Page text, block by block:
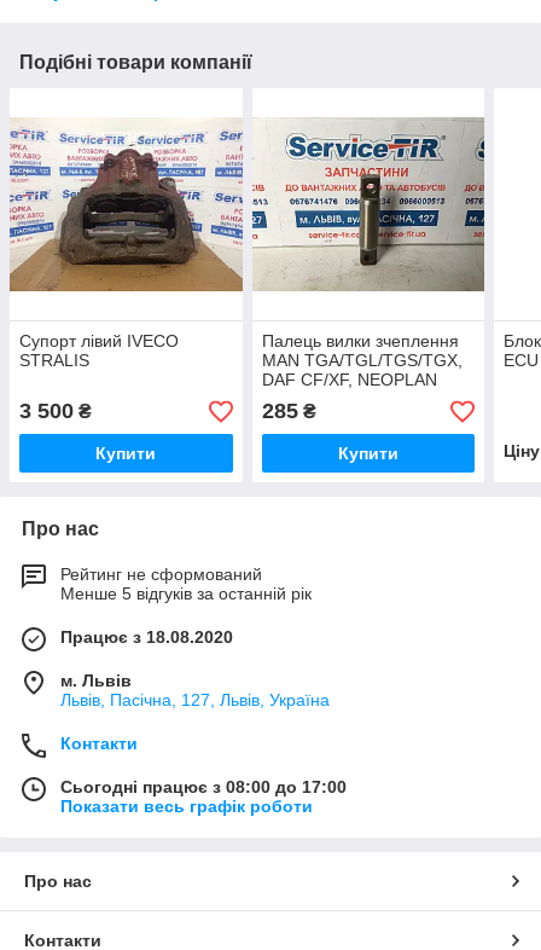
Подібні товари компанії
Супорт лівий IVECO
STRALIS
3 500 ₴
Купити
Палець вилки зчеплення
MAN TGA/TGL/TGS/TGX,
DAF CF/XF, NEOPLAN
285₴
Купити
Про нас
Рейтинг не сформований
Менше 5 відгуків за останній рік
Працює з 18.08.2020
м. Львів
Львів, Пасічна, 127, Львів, Україна
Контакти
Сьогодні працює з 08:00 до 17:00
Показати весь графік роботи
Про нас
Контакти